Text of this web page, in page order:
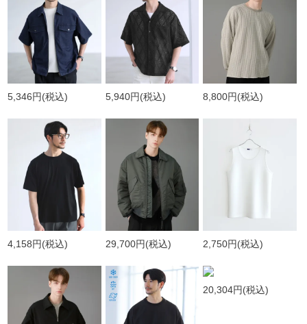
5,346円(税込) 5,940円(税込) 8,800円(税込)
4,158円(税込) 29,700円(税込) 2,750円(税込)
20,304円(税込)